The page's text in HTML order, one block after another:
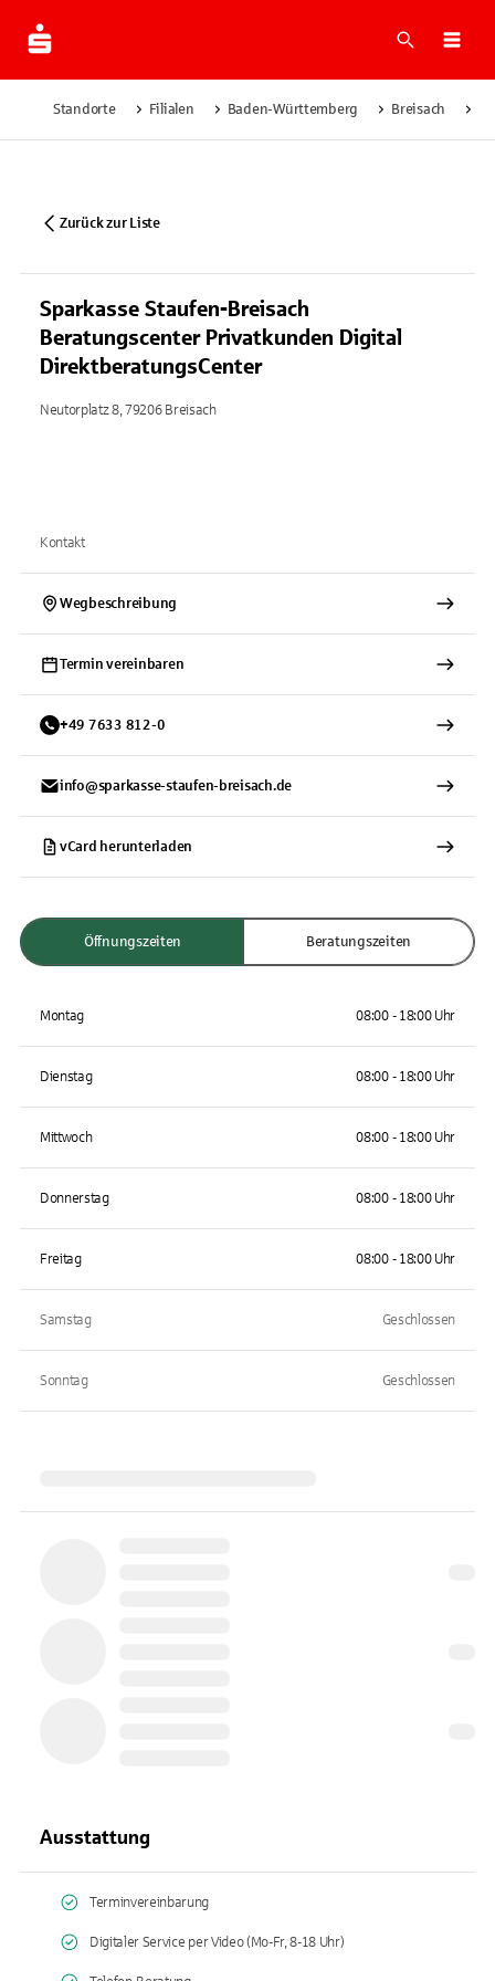
Suche
Standorte Filialen Baden-Württemberg Breisach
Zurück zur Liste
Sparkasse Staufen-Breisach
Beratungscenter Privatkunden Digital
DirektberatungsCenter
Neutorplatz 8, 79206 Breisach
Kontakt
Wegbeschreibung
Termin vereinbaren
+49 7633 812-0
info@sparkasse-staufen-breisach.de
vCard herunterladen
Öffnungszeiten Beratungszeiten
Montag 08:00 - 18:00 Uhr
Dienstag 08:00 - 18:00 Uhr
Mittwoch 08:00 - 18:00 Uhr
Donnerstag 08:00 - 18:00 Uhr
Freitag 08:00 - 18:00 Uhr
Samstag Geschlossen
Sonntag Geschlossen
Ausstattung
Terminvereinbarung
Digitaler Service per Video (Mo-Fr, 8-18 Uhr)